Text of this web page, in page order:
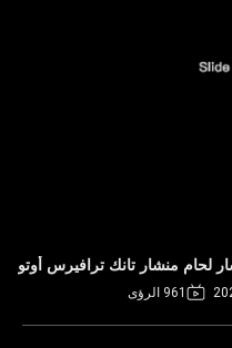
961 الرؤى